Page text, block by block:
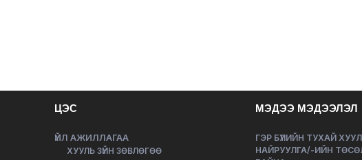
ЦЭС
ҮЙЛ АЖИЛЛАГАА
ХУУЛЬ ЗҮЙН ЗӨВЛӨГӨӨ
МЭДЭЭ МЭДЭЭЛЭЛ
ГЭР БҮЛИЙН ТУХАЙ
НАЙРУУЛГА/-ИЙН